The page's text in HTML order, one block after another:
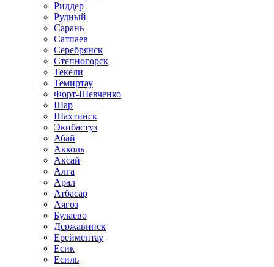
Риддер
Рудный
Сарань
Сатпаев
Серебрянск
Степногорск
Текели
Темиртау
Форт-Шевченко
Шар
Шахтинск
Экибастуз
Абай
Акколь
Аксай
Алга
Арал
Атбасар
Аягоз
Булаево
Державинск
Ерейментау
Есик
Есиль